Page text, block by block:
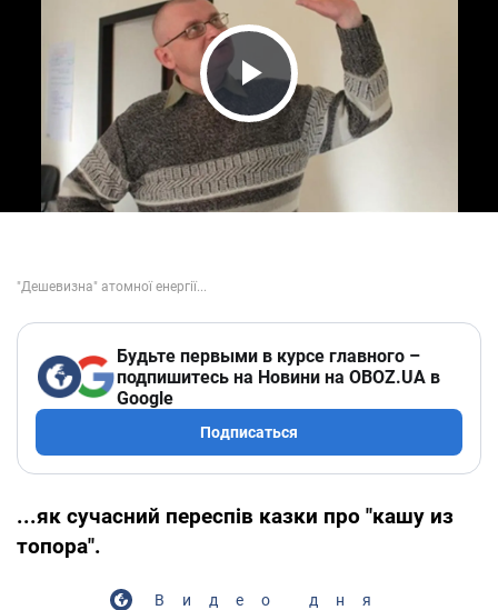
Play Video
Будьте первыми в курсе главного –
подпишитесь на Новини на OBOZ.UA в
Google
Подписаться
...як сучасний переспів казки про "кашу из
топора".
Видео дня